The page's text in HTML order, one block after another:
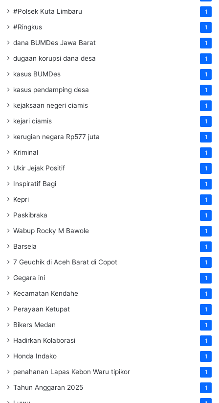
#Polsek Kuta Limbaru 1
#Ringkus 1
dana BUMDes Jawa Barat 1
dugaan korupsi dana desa 1
kasus BUMDes 1
kasus pendamping desa 1
kejaksaan negeri ciamis 1
kejari ciamis 1
kerugian negara Rp577 juta 1
Kriminal 1
Ukir Jejak Positif 1
Inspiratif Bagi 1
Kepri 1
Paskibraka 1
Wabup Rocky M Bawole 1
Barsela 1
7 Geuchik di Aceh Barat di Copot 1
Gegara ini 1
Kecamatan Kendahe 1
Perayaan Ketupat 1
Bikers Medan 1
Hadirkan Kolaborasi 1
Honda Indako 1
penahanan Lapas Kebon Waru tipikor 1
Tahun Anggaran 2025 1